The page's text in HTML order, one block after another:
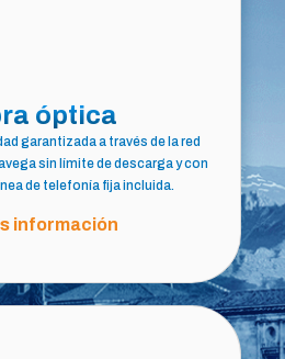
óptica
garantizada a través de la red
sin límite de descarga y con
de telefonía fija incluida.
información